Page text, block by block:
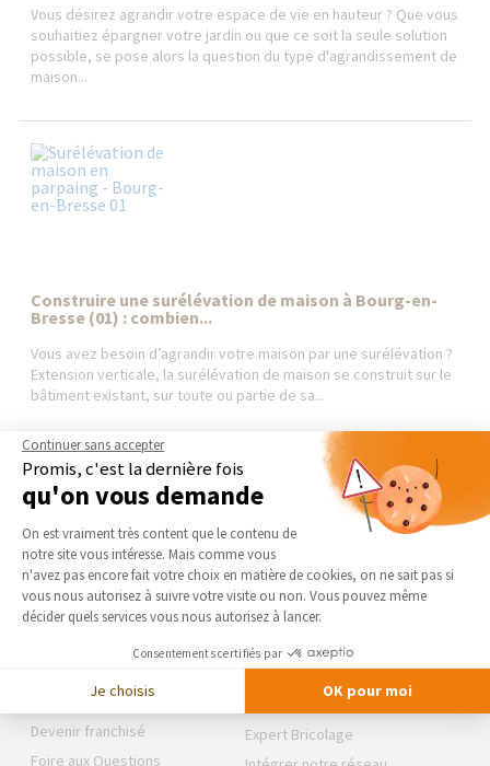
Vous désirez agrandir votre espace de vie en hauteur ? Que vous
souhaitiez épargner votre jardin ou que ce soit la seule solution
possible, se pose alors la question du type d'agrandissement de
maison...
Construire une surélévation de maison à Bourg-en-
Bresse (01) : combien...
Vous avez besoin d’agrandir votre maison par une surélévation ?
Extension verticale, la surélévation de maison se construit sur le
bâtiment existant, sur toute ou partie de sa...
AGENCE DE BOURG-EN-
BRESSE | AMBÉRIEU-EN-BUGEY
| MEXIMIEUX
Qui sommes-nous
Actualités
Trouver une agence
Devenir franchisé
Foire aux Questions
NOS DOMAINES
D’INTERVENTION
EXTENSION
RÉNOVATION INTÉRIEURE
TRAVAUX EXTÉRIEURS
NOS PARTENAIRES
La Maison des Architectes
Expert Bricolage
Continuer sans accepter
Promis, c'est la dernière fois
qu'on vous demande
Plateforme de Gestion du
On est vraiment très content que le contenu de
notre site vous intéresse. Mais comme vous
n'avez pas encore fait votre choix en matière de cookies, on ne sait pas si
vous nous autorisez à suivre votre visite ou non. Vous pouvez même
décider quels services vous nous autorisez à lancer.
Consentements certifiés par
Je choisis OK pour moi
Axeptio consent